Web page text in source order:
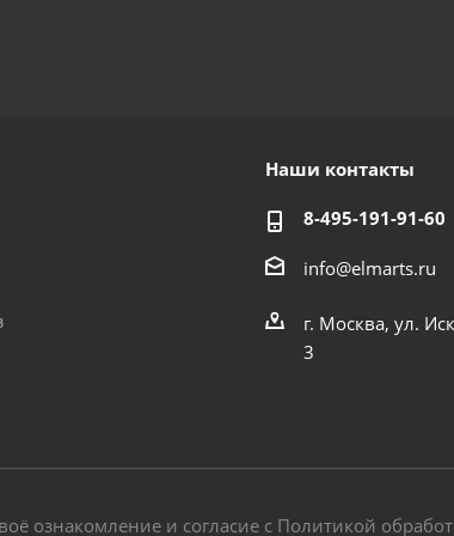
Наши контакты
8-495-191-91-60
info@elmarts.ru
г. Москва, ул.
3
ознакомление и согласие с Политикой